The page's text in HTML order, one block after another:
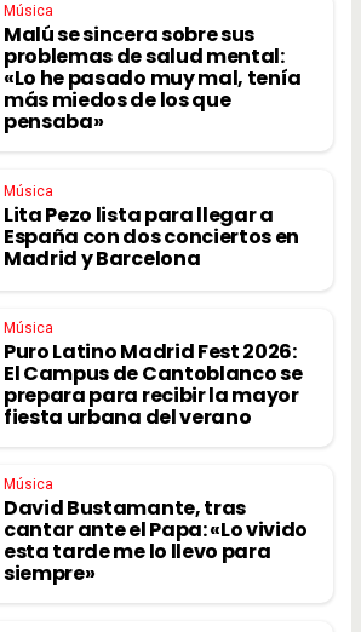
Música
Malú se sincera sobre sus
problemas de salud mental:
«Lo he pasado muy mal, tenía
más miedos de los que
pensaba»
Música
Lita Pezo lista para llegar a
España con dos conciertos en
Madrid y Barcelona
Música
Puro Latino Madrid Fest 2026:
El Campus de Cantoblanco se
prepara para recibir la mayor
fiesta urbana del verano
Música
David Bustamante, tras
cantar ante el Papa: «Lo vivido
esta tarde me lo llevo para
siempre»